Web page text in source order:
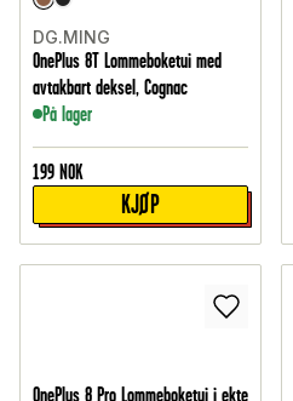
DG.MING
OnePlus 8T Lommeboketui med
avtakbart deksel, Cognac
På lager
199 NOK
KJØP
OnePlus 8 Pro Lommeboketui i ekte